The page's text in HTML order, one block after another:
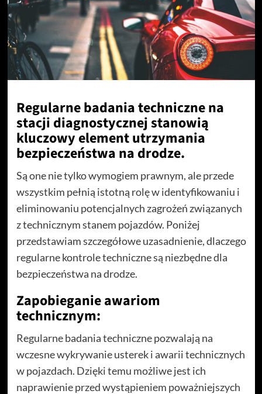
Regularne badania techniczne na
stacji diagnostycznej stanowią
kluczowy element utrzymania
bezpieczeństwa na drodze.
Są one nie tylko wymogiem prawnym, ale przede
wszystkim pełnią istotną rolę w identyfikowaniu i
eliminowaniu potencjalnych zagrożeń związanych
z technicznym stanem pojazdów. Poniżej
przedstawiam szczegółowe uzasadnienie, dlaczego
regularne kontrole techniczne są niezbędne dla
bezpieczeństwa na drodze.
Zapobieganie awariom
technicznym:
Regularne badania techniczne pozwalają na
wczesne wykrywanie usterek i awarii technicznych
w pojazdach. Dzięki temu możliwe jest ich
naprawienie przed wystąpieniem poważniejszych